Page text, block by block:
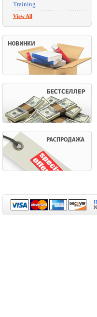
Training
View All